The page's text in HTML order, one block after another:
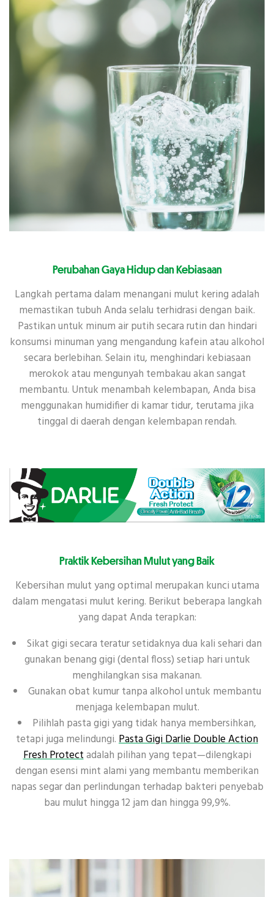
Perubahan Gaya Hidup dan Kebiasaan
Langkah pertama dalam menangani mulut kering adalah
memastikan tubuh Anda selalu terhidrasi dengan baik.
Pastikan untuk minum air putih secara rutin dan hindari
konsumsi minuman yang mengandung kafein atau alkohol
secara berlebihan. Selain itu, menghindari kebiasaan
merokok atau mengunyah tembakau akan sangat
membantu. Untuk menambah kelembapan, Anda bisa
menggunakan humidifier di kamar tidur, terutama jika
tinggal di daerah dengan kelembapan rendah.
Praktik Kebersihan Mulut yang Baik
Kebersihan mulut yang optimal merupakan kunci utama
dalam mengatasi mulut kering. Berikut beberapa langkah
yang dapat Anda terapkan:
Sikat gigi secara teratur setidaknya dua kali sehari dan
gunakan benang gigi (dental floss) setiap hari untuk
menghilangkan sisa makanan.
Gunakan obat kumur tanpa alkohol untuk membantu
menjaga kelembapan mulut.
Pilihlah pasta gigi yang tidak hanya membersihkan,
tetapi juga melindungi.Pasta Gigi Darlie Double Action
Fresh Protectadalah pilihan yang tepat—dilengkapi
dengan esensi mint alami yang membantu memberikan
napas segar dan perlindungan terhadap bakteri penyebab
bau mulut hingga 12 jam dan hingga 99,9%.